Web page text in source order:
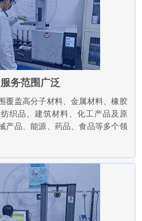
服务范围广泛
覆盖高分子材料、金属材料、橡胶
织品、建筑材料、化工产品及原
产品、能源、药品、食品等多个领